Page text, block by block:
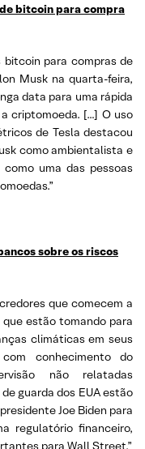
bitcoin para compra
bitcoin para compras de
Musk na quarta-feira,
data para uma rápida
criptomoeda. […] O uso
de Tesla destacou
como ambientalista e
uma das pessoas
sobre os riscos
que comecem a
estão tomando para
climáticas em seus
conhecimento do
não relatadas
guarda dos EUA estão
Joe Biden para
regulatório financeiro,
para Wall Street.”